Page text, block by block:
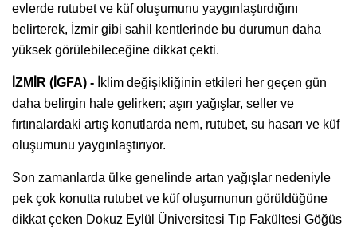
evlerde rutubet ve küf oluşumunu yaygınlaştırdığını
belirterek, İzmir gibi sahil kentlerinde bu durumun daha
yüksek görülebileceğine dikkat çekti.
İZMİR (İGFA) - İklim değişikliğinin etkileri her geçen gün
daha belirgin hale gelirken; aşırı yağışlar, seller ve
fırtınalardaki artış konutlarda nem, rutubet, su hasarı ve küf
oluşumunu yaygınlaştırıyor.
Son zamanlarda ülke genelinde artan yağışlar nedeniyle
pek çok konutta rutubet ve küf oluşumunun görüldüğüne
dikkat çeken Dokuz Eylül Üniversitesi Tıp Fakültesi Göğüs